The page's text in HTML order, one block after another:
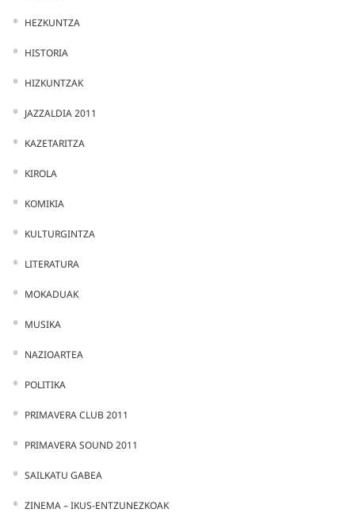
HEZKUNTZA
HISTORIA
HIZKUNTZAK
JAZZALDIA 2011
KAZETARITZA
KIROLA
KOMIKIA
KULTURGINTZA
LITERATURA
MOKADUAK
MUSIKA
NAZIOARTEA
POLITIKA
PRIMAVERA CLUB 2011
PRIMAVERA SOUND 2011
SAILKATU GABEA
ZINEMA – IKUS-ENTZUNEZKOAK